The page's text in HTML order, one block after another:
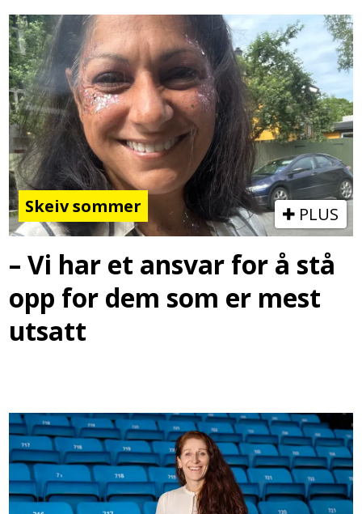
Skeiv sommer PLUS
– Vi har et ansvar for å stå
opp for dem som er mest
utsatt